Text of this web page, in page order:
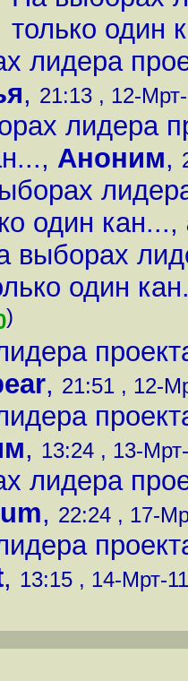
только один
лидера
, 21:13 , 12-
лидера
, Аноним,
один кан...,
выборах
один
)
, 21:51 , 12-
, 13:24 , 13-
лидера
, 22:24 , 17-
, 13:15 , 14-Мрт-